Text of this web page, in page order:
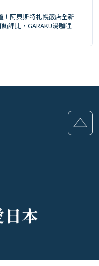
！阿貝斯特札幌飯店全新
評比・GARAKU湯咖哩